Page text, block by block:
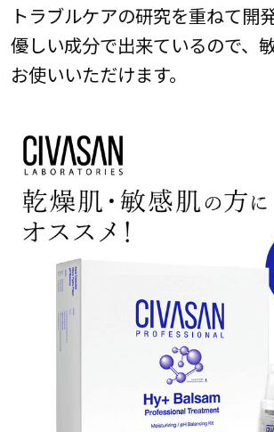
トラブルケアの研究を重ねて開
優しい成分で出来ているので、
お使いいただけます。